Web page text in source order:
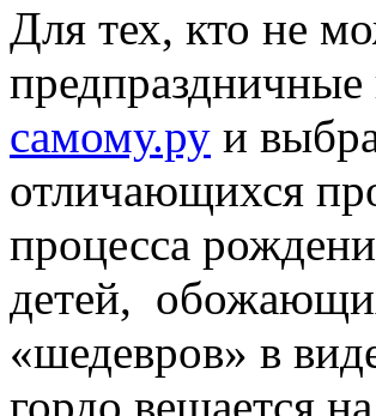
Для тех, кто не
самому.ру и
отличающихся
процесса
детей,
«шедевров» в